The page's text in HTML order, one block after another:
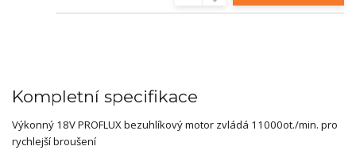
Kompletní specifikace
Výkonný 18V PROFLUX bezuhlíkový motor zvládá 11000ot./min. pro
rychlejší broušení